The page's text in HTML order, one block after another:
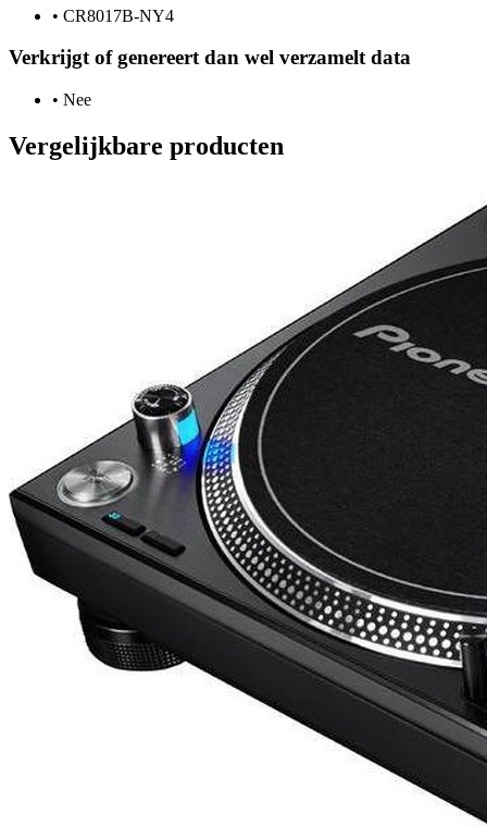
• CR8017B-NY4
Verkrijgt of genereert dan wel verzamelt data
• Nee
Vergelijkbare producten